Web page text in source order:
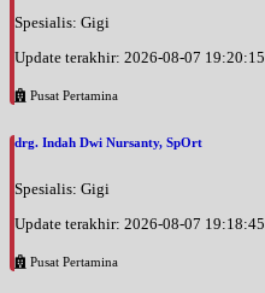
Spesialis: Gigi
Update terakhir: 2026-08-07 19:20:15
Pusat Pertamina
drg. Indah Dwi Nursanty, SpOrt
Spesialis: Gigi
Update terakhir: 2026-08-07 19:18:45
Pusat Pertamina